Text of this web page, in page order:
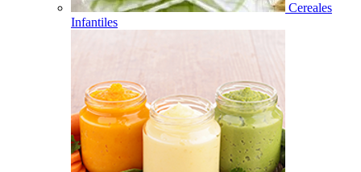
Cereales
Infantiles